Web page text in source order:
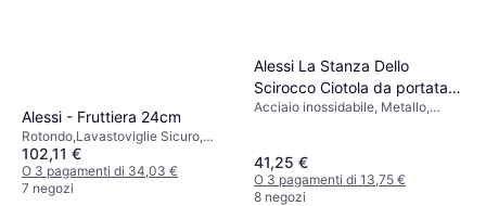
Alessi - Fruttiera 24cm
Rotondo,Lavastoviglie Sicuro,
Acciaio inossidabile, Acciaio
Inossidabile
102,11 €
O 3 pagamenti di 34,03 €
7 negozi
Alessi La Stanza Dello
Scirocco Ciotola da portata
25cm
Acciaio inossidabile, Metallo,
Bianco, Trasparente, Rosa,
Multicolore
41,25 €
O 3 pagamenti di 13,75 €
8 negozi